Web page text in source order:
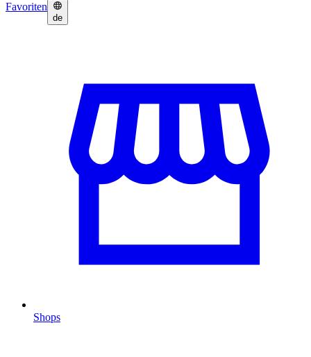
Favoriten
de
Shops